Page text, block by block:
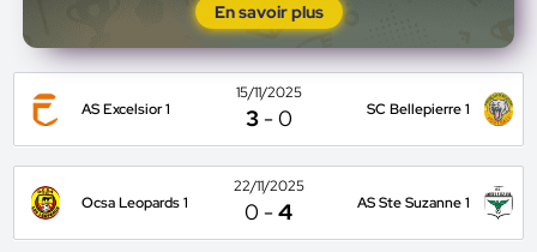
En savoir plus
AS Excelsior 1
15/11/2025
3 -0 SC Bellepierre 1
Ocsa Leopards 1
22/11/2025
0 -4 AS Ste Suzanne 1